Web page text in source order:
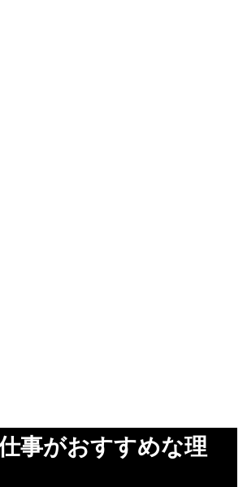
事がおすすめな理